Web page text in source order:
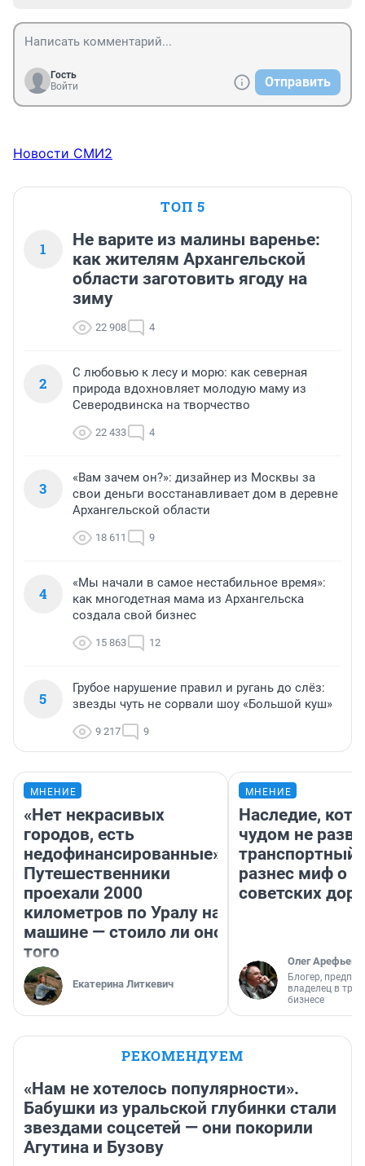
Гость
Войти
Отправить
Новости СМИ2
ТОП 5
1
Не варите из малины варенье:
как жителям Архангельской
области заготовить ягоду на
зиму
22 908 4
2
С любовью к лесу и морю: как северная
природа вдохновляет молодую маму из
Северодвинска на творчество
22 433 4
3
«Вам зачем он?»: дизайнер из Москвы за
свои деньги восстанавливает дом в деревне
Архангельской области
18 611 9
4
«Мы начали в самое нестабильное время»:
как многодетная мама из Архангельска
создала свой бизнес
15 863 12
5
Грубое нарушение правил и ругань до слёз:
звезды чуть не сорвали шоу «Большой куш»
9 217 9
МНЕНИЕ
«Нет некрасивых
городов, есть
недофинансированные».
Путешественники
проехали 2000
километров по Уралу на
машине — стоило ли оно
того
Екатерина Литкевич
МНЕНИЕ
Наследие,
чудом не
транспортный
разнес миф о
советских
Олег Арефьев
Блогер,
владелец в
бизнесе
РЕКОМЕНДУЕМ
«Нам не хотелось популярности».
Бабушки из уральской глубинки стали
звездами соцсетей — они покорили
Агутина и Бузову